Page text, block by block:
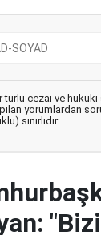
türlü cezai ve
yorumlardan
sınırlıdır.